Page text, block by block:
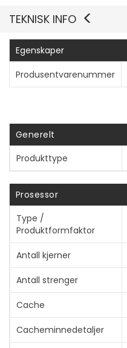
TEKNISK INFO
Egenskaper
Produsentvarenummer
Generelt
Produkttype
Prosessor
Type /
Produktformfaktor
Antall kjerner
Antall strenger
Cache
Cacheminnedetaljer